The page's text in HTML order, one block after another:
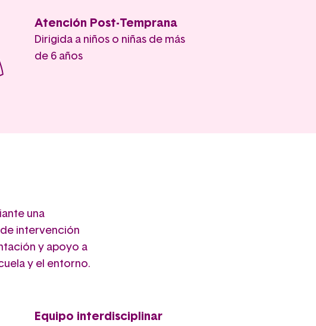
Atención Post-Temprana
Dirigida a niños o niñas de más
de 6 años
una
de intervención
y apoyo a
y el entorno.
Equipo interdisciplinar